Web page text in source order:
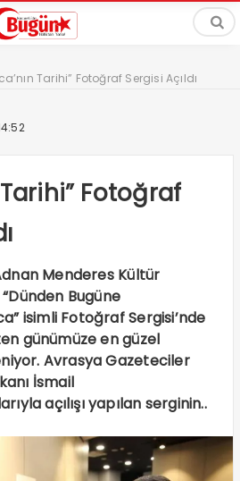
Tarihi” Fotoğraf Sergisi Açıldı
Tarihi” Fotoğraf
Menderes Kültür
Bugüne
isimli Fotoğraf Sergisi’nde
günümüze en güzel
Avrasya Gazeteciler
İsmail
açılışı yapılan serginin..